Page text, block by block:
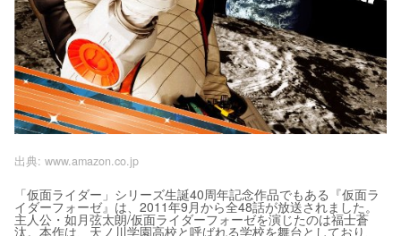
出典: www.amazon.co.jp
「仮面ライダー」シリーズ生誕40周年記念作品でもある『仮面ラ
イダーフォーゼ』は、2011年9月から全48話が放送されました。
主人公・如月弦太朗/仮面ライダーフォーゼを演じたのは福士蒼
汰。本作は、天ノ川学園高校と呼ばれる学校を舞台としており、